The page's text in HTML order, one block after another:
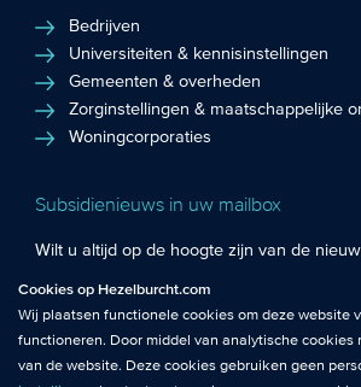
Bedrijven
Universiteiten & kennisinstellingen
Gemeenten & overheden
Zorginstellingen & maatschappelijke
Woningcorporaties
Subsidienieuws in uw mailbox
Wilt u altijd op de hoogte zijn van de
voor de Hezelburcht Subsidienieuwsbrief!
Inschrijven nieuwsbrief
noodzakelijk om de website goed te laten
Analytische cookies
: Met analytische
Cookies op Hezelburcht.com
Wij plaatsen functionele cookies om deze website
functioneren. Door middel van analytische cookies
van de website. Deze cookies gebruiken geen